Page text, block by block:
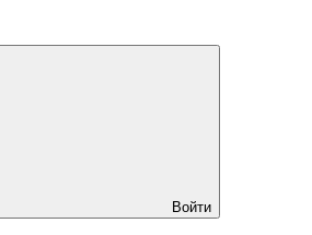
Войти